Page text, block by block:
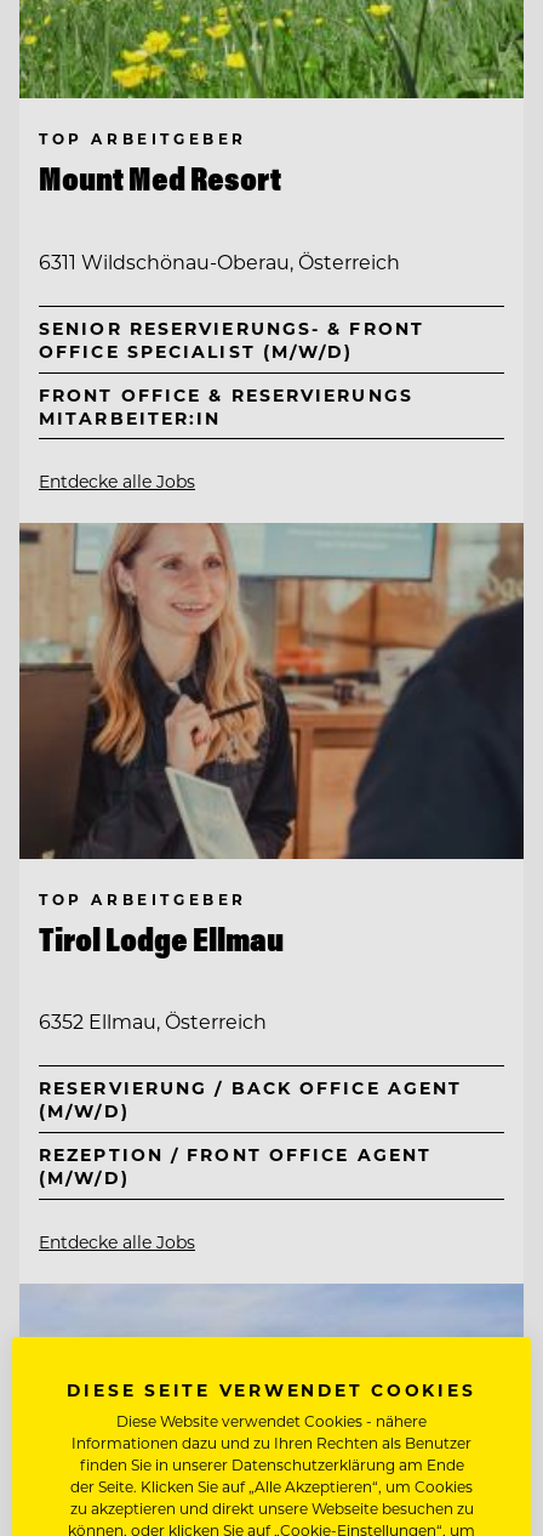
TOP ARBEITGEBER
Mount Med Resort
6311 Wildschönau-Oberau, Österreich
SENIOR RESERVIERUNGS- & FRONT
OFFICE SPECIALIST (M/W/D)
FRONT OFFICE & RESERVIERUNGS
MITARBEITER:IN
Entdecke alle Jobs
TOP ARBEITGEBER
Tirol Lodge Ellmau
6352 Ellmau, Österreich
RESERVIERUNG / BACK OFFICE AGENT
(M/W/D)
REZEPTION / FRONT OFFICE AGENT
(M/W/D)
Entdecke alle Jobs
DIESE SEITE VERWENDET COOKIES
Diese Website verwendet Cookies - nähere
Informationen dazu und zu Ihren Rechten als Benutzer
finden Sie in unserer Datenschutzerklärung am Ende
der Seite. Klicken Sie auf „Alle Akzeptieren“, um Cookies
zu akzeptieren und direkt unsere Webseite besuchen zu
können, oder klicken Sie auf „Cookie-Einstellungen“, um